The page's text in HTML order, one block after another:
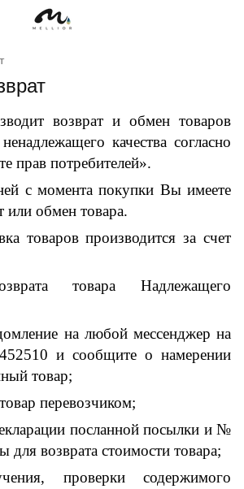
возврат и обмен товаров
качества согласно
прав потребителей».
с момента покупки Вы имеете
или обмен товара.
товаров производится за счет
товара Надлежащего
на любой мессенджер на
и сообщите о намерении
товар;
перевозчиком;
посланной посылки и №
для возврата стоимости товара;
проверки содержимого